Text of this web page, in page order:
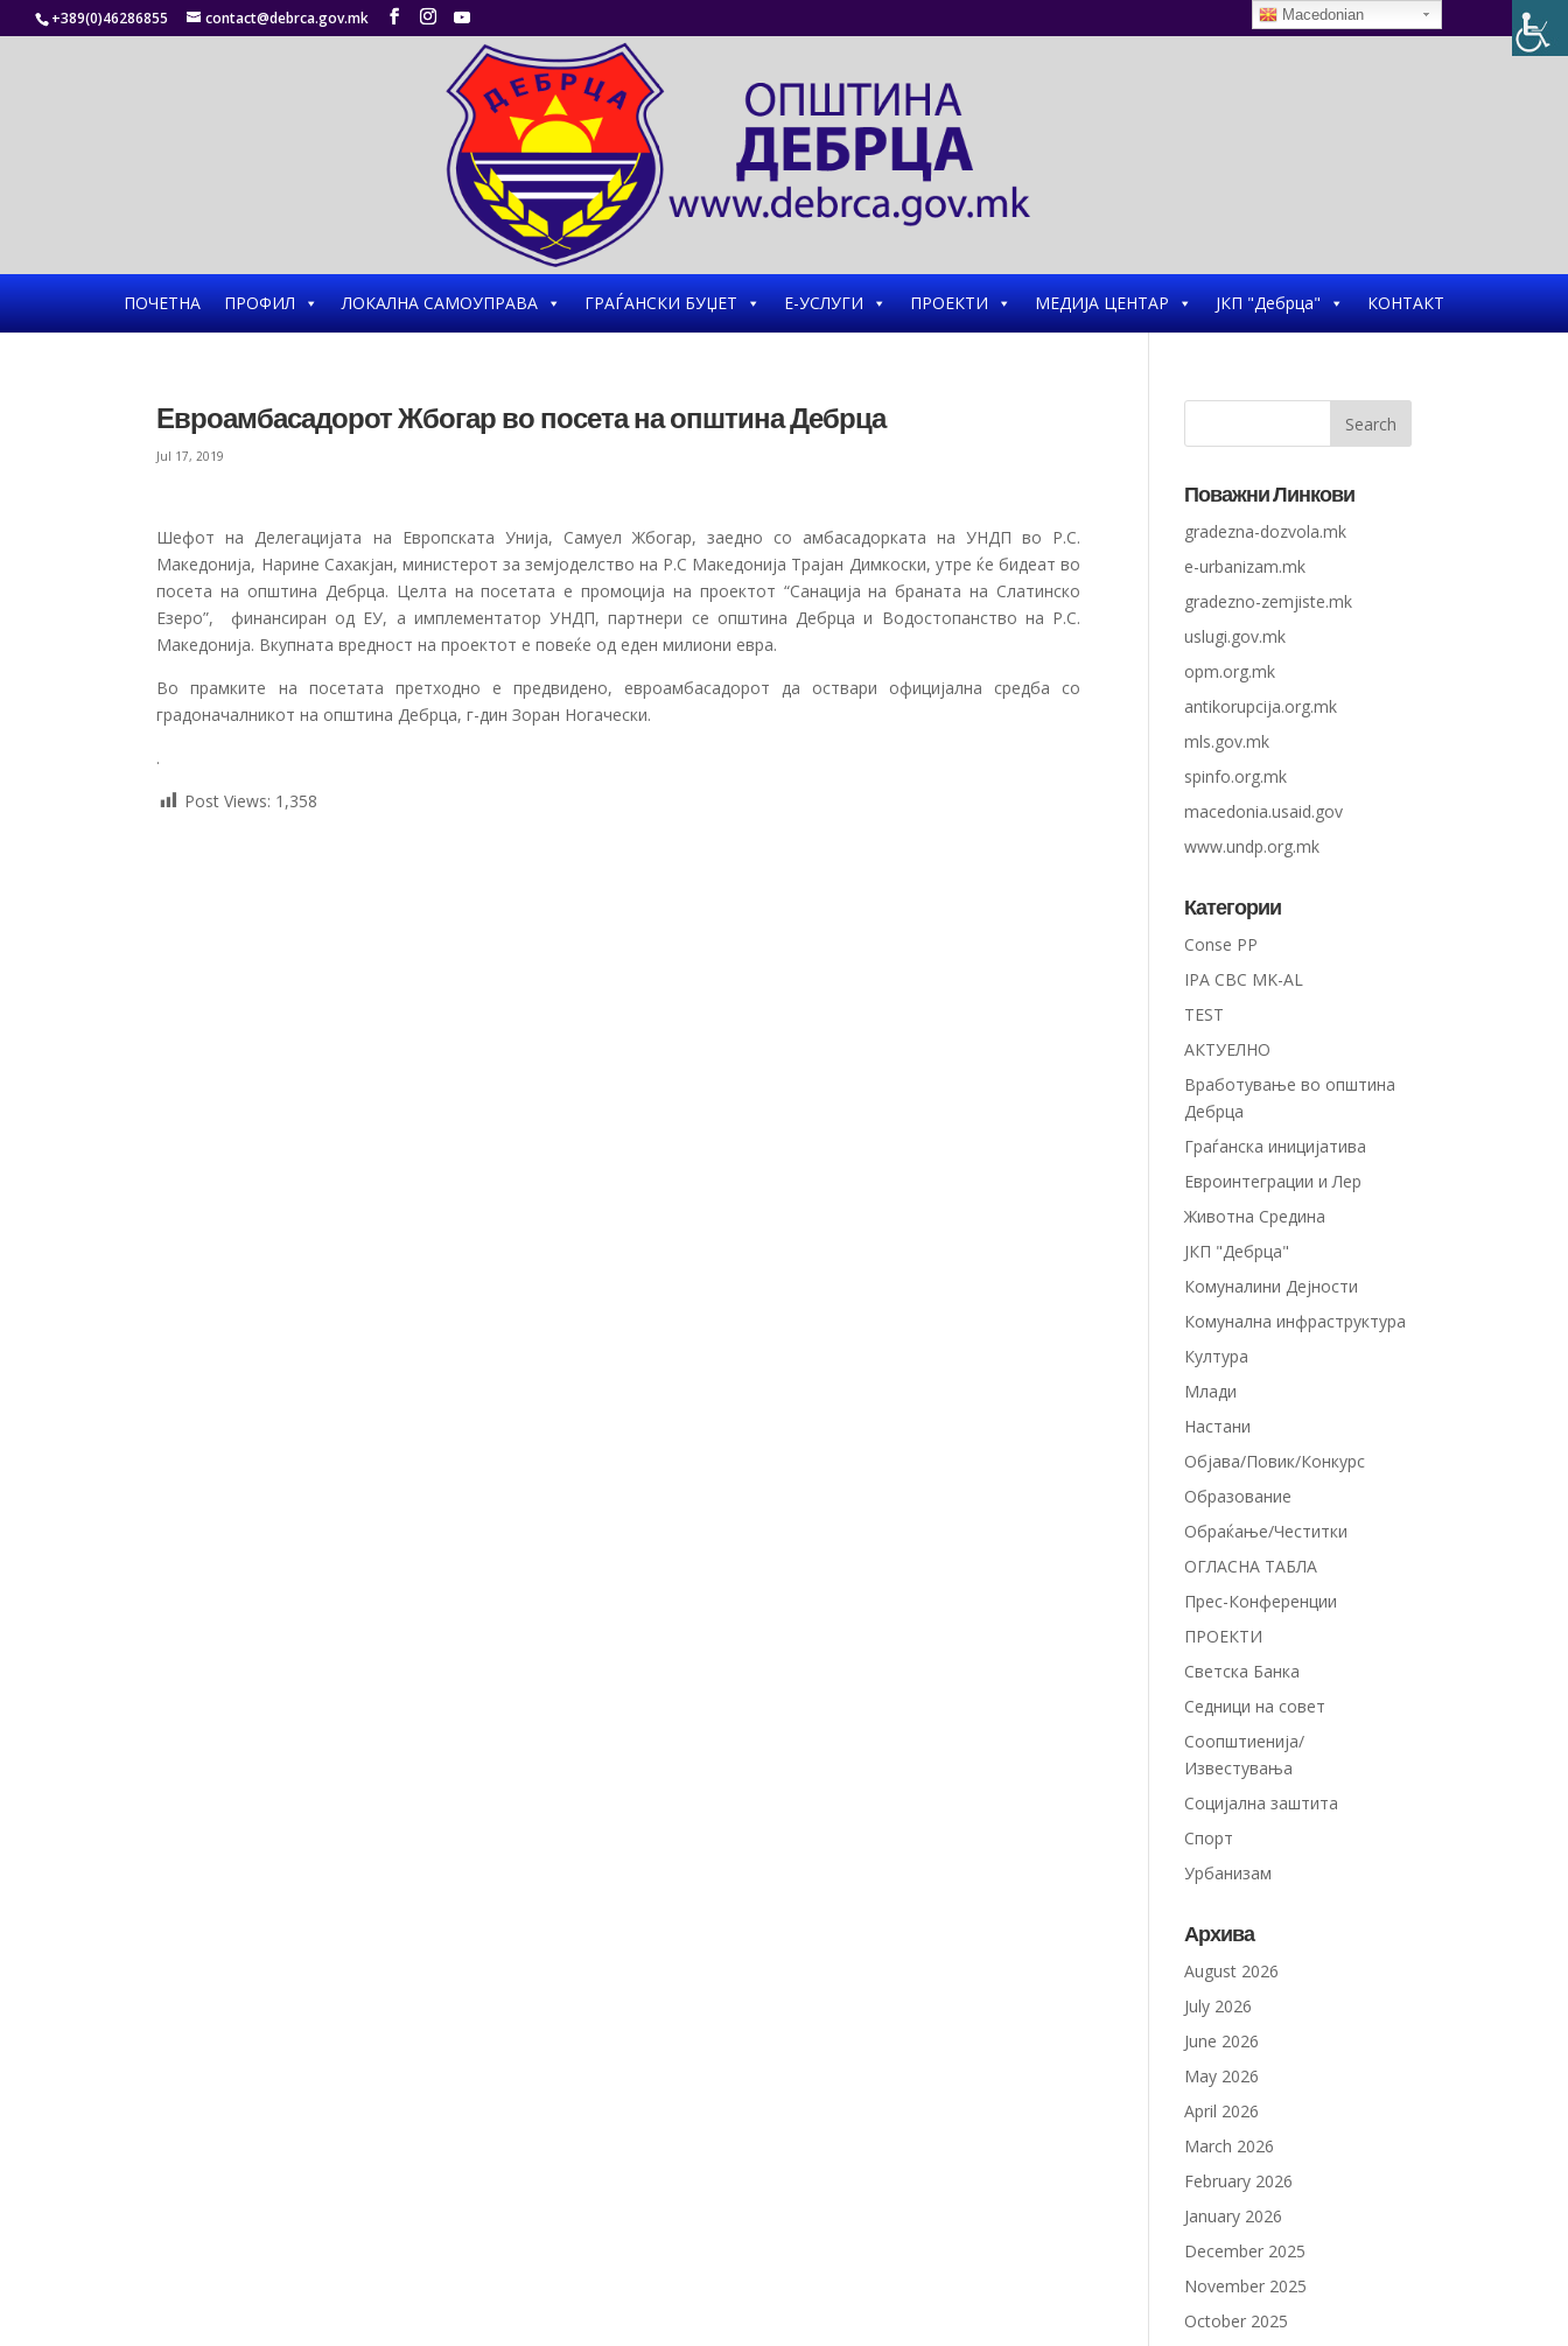
+389(0)46286855 contact@debrca.gov.mk
ПОЧЕТНА ПРОФИЛ ЛОКАЛНА САМОУПРАВА ГРАЃАНСКИ БУЏЕТ Е-УСЛУГИ ПРОЕКТИ МЕДИЈА ЦЕНТАР ЈКП "Дебрца" КОНТАКТ
Евроамбасадорот Жбогар во посета на општина Дебрца
Jul 17, 2019
Шефот на Делегацијата на Европската Унија, Самуел Жбогар, заедно со амбасадорката на УНДП во Р.С.
Македонија, Нарине Сахакјан, министерот за земјоделство на Р.С Македонија Трајан Димкоски, утре ќе бидеат во
посета на општина Дебрца. Целта на посетата е промоција на проектот “Санација на браната на Слатинско
Езеро”, финансиран од ЕУ, а имплементатор УНДП, партнери се општина Дебрца и Водостопанство на Р.С.
Македонија. Вкупната вредност на проектот е повеќе од еден милиони евра.
Во прамките на посетата претходно е предвидено, евроамбасадорот да оствари официјална средба со
градоначалникот на општина Дебрца, г-дин Зоран Ногачески.
.
Post Views: 1,358
Поважни Линкови
gradezna-dozvola.mk
e-urbanizam.mk
gradezno-zemjiste.mk
uslugi.gov.mk
opm.org.mk
antikorupcija.org.mk
mls.gov.mk
spinfo.org.mk
macedonia.usaid.gov
www.undp.org.mk
Категории
Conse PP
IPA CBC MK-AL
TEST
АКТУЕЛНО
Вработување во општина
Дебрца
Граѓанска иницијатива
Евроинтеграции и Лер
Животна Средина
ЈКП "Дебрца"
Комуналини Дејности
Комунална инфраструктура
Култура
Млади
Настани
Објава/Повик/Конкурс
Образование
Обраќање/Честитки
ОГЛАСНА ТАБЛА
Прес-Конференции
ПРОЕКТИ
Светска Банка
Седници на совет
Соопштиенија/
Известувања
Социјална заштита
Спорт
Урбанизам
Архива
August 2026
July 2026
June 2026
May 2026
April 2026
March 2026
February 2026
January 2026
December 2025
November 2025
October 2025
Macedonian